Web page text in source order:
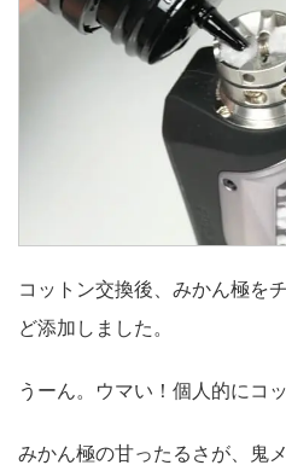
コットン交換後、みかん極を
ど添加しました。
うーん。ウマい！個人的にコ
みかん極の甘ったるさが、鬼